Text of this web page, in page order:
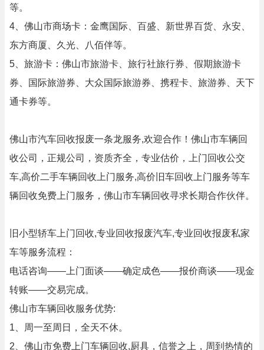
等。
4、佛山市商场卡：金鹰国际、百盛、新世界百货、永安、
东方商厦、久光、八佰伴等。
5、旅游卡：佛山市旅游卡、旅行社旅行券、假期旅游卡
券、国际旅游券、大众国际旅游券、携程卡、旅游券、天下
通卡券等。
佛山市汽车回收报废一条龙服务,欢迎合作！佛山市车辆回
收公司，正规公司，资质齐全，专业估价，上门回收公交
车,高价二手车辆回收上门服务,高价旧车回收上门服务等车
辆回收免费上门服务，佛山市车辆回收寻求长期合作伙伴。
旧小型轿车上门回收,专业回收报废汽车,专业回收报废私家
车等服务流程：
电话咨询——上门面谈——确定成色——报价商谈——现金
转账——交易完成。
佛山市车辆回收服务优势:
1、周一至周日，全天不休。
2、佛山市免费上门车辆回收,厨具，信誉之上，周到热情的